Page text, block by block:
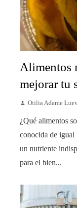
Alimentos
mejorar tu
Otilia Adame
¿Qué alimentos
conocida de
un nutriente
para el bien...